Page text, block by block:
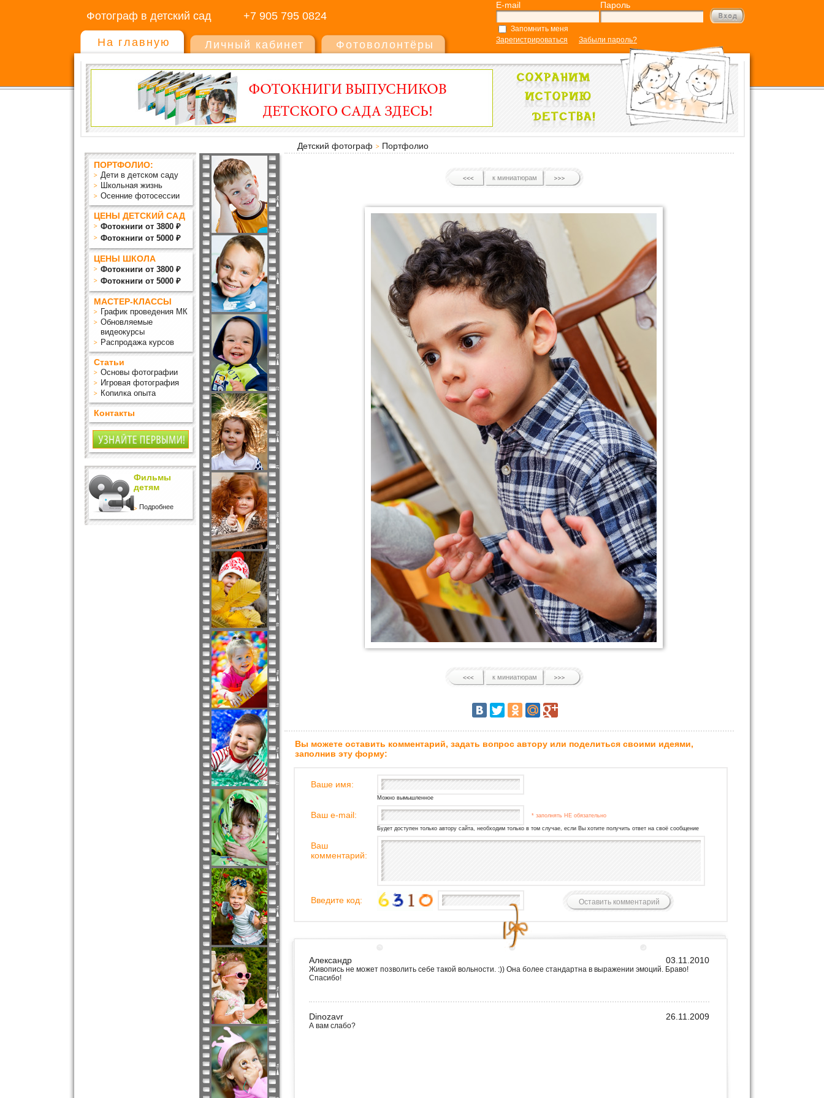
Фотограф в детский сад +7 905 795 0824
E-mail Пароль
Запомнить меня
Зарегистрироваться
Забыли пароль?
На главную Личный кабинет Фотоволонтёры
Детский фотограф
Портфолио
ПОРТФОЛИО:
Дети в детском саду
Школьная жизнь
Осенние фотосессии
ЦЕНЫ ДЕТСКИЙ САД
Фотокниги от 3800 ₽
Фотокниги от 5000 ₽
ЦЕНЫ ШКОЛА
Фотокниги от 3800 ₽
Фотокниги от 5000 ₽
МАСТЕР-КЛАССЫ
График проведения МК
Обновляемые
видеокурсы
Распродажа курсов
Статьи
Основы фотографии
Игровая фотография
Копилка опыта
Контакты
Фильмы
детям
Подробнее
к миниатюрам
к миниатюрам
Вы можете оставить комментарий, задать вопрос автору или поделиться своими идеями,
заполнив эту форму:
Ваше имя:
Можно вымышленное
Ваш e-mail: * заполнять НЕ обязательно
Будет доступен только автору сайта, необходим только в том случае, если Вы хотите получить ответ на своё сообщение
Ваш
комментарий:
Введите код:
03.11.2010
Александр
Живопись не может позволить себе такой вольности. :)) Она более стандартна в выражении эмоций. Браво!
Спасибо!
26.11.2009
Dinozavr
А вам слабо?